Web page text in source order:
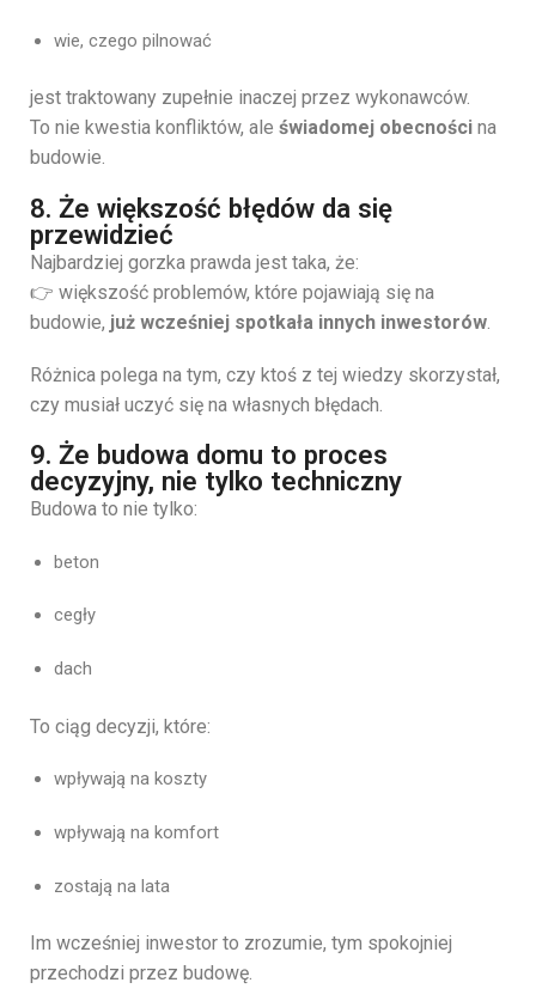
wie, czego pilnować
jest traktowany zupełnie inaczej przez wykonawców.
To nie kwestia konfliktów, ale świadomej obecności na
budowie.
8. Że większość błędów da się
przewidzieć
Najbardziej gorzka prawda jest taka, że:
👉 większość problemów, które pojawiają się na
budowie, już wcześniej spotkała innych inwestorów.
Różnica polega na tym, czy ktoś z tej wiedzy skorzystał,
czy musiał uczyć się na własnych błędach.
9. Że budowa domu to proces
decyzyjny, nie tylko techniczny
Budowa to nie tylko:
beton
cegły
dach
To ciąg decyzji, które:
wpływają na koszty
wpływają na komfort
zostają na lata
Im wcześniej inwestor to zrozumie, tym spokojniej
przechodzi przez budowę.